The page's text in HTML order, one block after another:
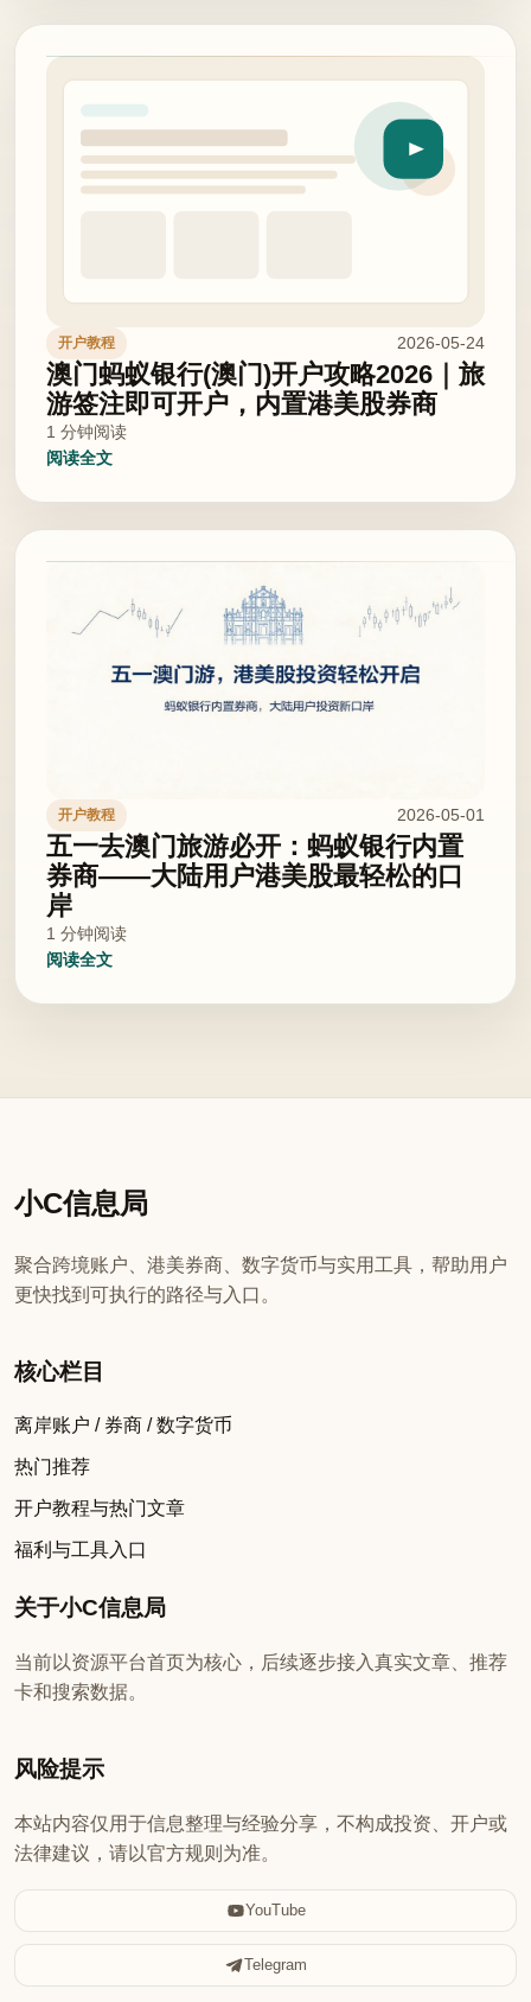
开户教程 2026-05-24
澳门蚂蚁银行(澳门)开户攻略2026｜旅
游签注即可开户，内置港美股券商
1 分钟阅读
阅读全文
开户教程 2026-05-01
五一去澳门旅游必开：蚂蚁银行内置
券商——大陆用户港美股最轻松的口
岸
1 分钟阅读
阅读全文
小C信息局
聚合跨境账户、港美券商、数字货币与实用工具，帮助用户
更快找到可执行的路径与入口。
核心栏目
离岸账户 / 券商 / 数字货币
热门推荐
开户教程与热门文章
福利与工具入口
关于小C信息局
当前以资源平台首页为核心，后续逐步接入真实文章、推荐
卡和搜索数据。
风险提示
本站内容仅用于信息整理与经验分享，不构成投资、开户或
法律建议，请以官方规则为准。
YouTube
Telegram